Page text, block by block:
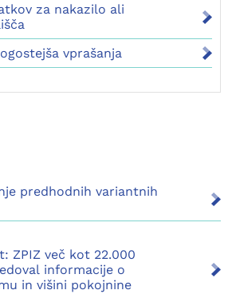
za nakazilo ali
vprašanja
predhodnih variantnih
ZPIZ več kot 22.000
informacije o
in višini pokojnine